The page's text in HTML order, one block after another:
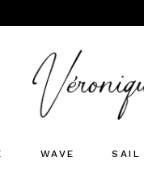
WAVE SAIL